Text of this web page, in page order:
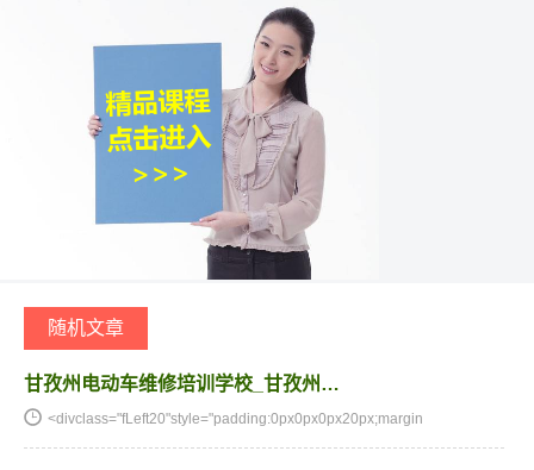
随机文章
甘孜州电动车维修培训学校_甘孜州…
<divclass="fLeft20"style="padding:0px0px0px20px;margin